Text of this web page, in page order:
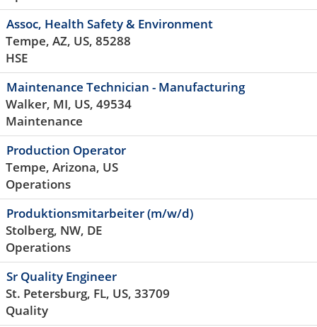
Assoc, Health Safety & Environment
Tempe, AZ, US, 85288
HSE
Maintenance Technician - Manufacturing
Walker, MI, US, 49534
Maintenance
Production Operator
Tempe, Arizona, US
Operations
Produktionsmitarbeiter (m/w/d)
Stolberg, NW, DE
Operations
Sr Quality Engineer
St. Petersburg, FL, US, 33709
Quality